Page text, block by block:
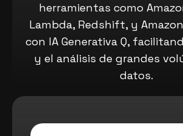
herramientas como
Lambda, Redshift, y
con IA Generativa Q,
y el análisis de grandes
datos.